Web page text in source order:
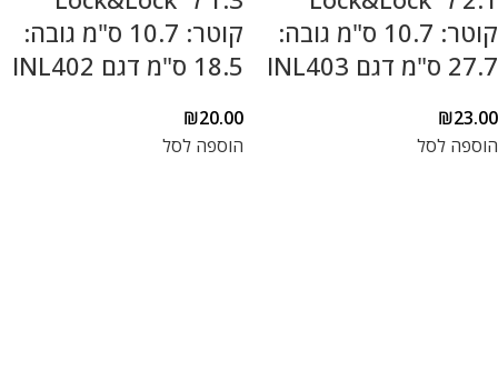
קוטר: 10.7 ס"מ גובה:
27.7 ס"מ דגם INL403
₪23.00
הוספה לסל
קוטר: 10.7 ס"מ גובה:
18.5 ס"מ דגם INL402
₪20.00
הוספה לסל